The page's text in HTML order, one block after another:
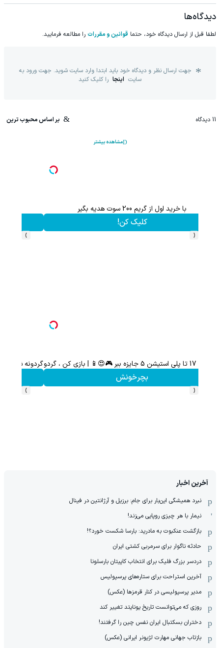
دیدگاه‌ها
لطفا قبل از ارسال دیدگاه خود، حتما قوانین و مقررات را مطالعه فرمایید.
جهت ارسال نظر و دیدگاه خود باید ابتدا وارد سایت شوید. جهت ورود به
سایت اینجا را کلیک کنید
11 دیدگاه بر اساس محبوب ترین
مشاهده بیشتر
هم سرمایه گذاری میکنی هم نقره هدیه میگیری ؛ثبت نام کن
کلیک کن!
‹
›
ثبت نام کن؛خرید کن؛نقره ببر
کلیک کن!
‹
›
آخرین اخبار
نبرد همیشگی این‌بار برای جام: برزیل و آرژانتین در فینال
نیمار با هر چیزی روپایی می‌زند!
بازگشت عنکبوت به مادرید: بارسا شکست خورد؟!
حادثه ناگوار برای سرمربی کشتی ایران
دردسر بزرگ فلیک برای انتخاب کاپیتان بارسلونا
آخرین استراحت برای ستاره‌های پرسپولیس
مدیر پرسپولیسی در کنار قرمزها (عکس)
روزی که می‌توانست تاریخ یونایتد تغییر کند
دختران بسکتبال ایران نفس چین را گرفتند!
بازتاب جهانی مهارت لژیونر ایرانی (عکس)